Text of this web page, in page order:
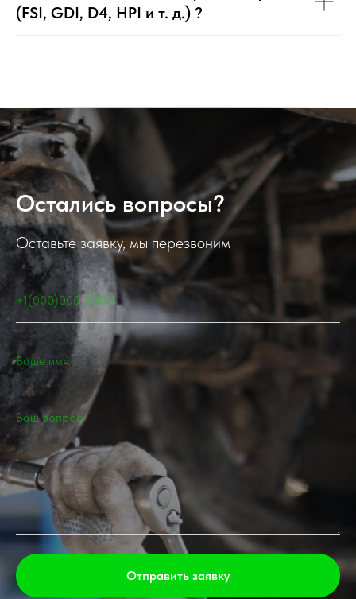
(FSI, GDI, D4, HPI и т. д.) ?
Остались вопросы?
Оставьте заявку, мы перезвоним
Отправить заявку